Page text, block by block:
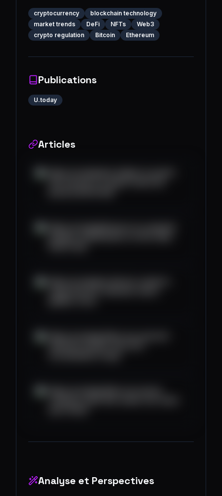
cryptocurrency
blockchain technology
market trends
DeFi NFTs
Web3
crypto regulation
Bitcoin Ethereum
Publications
U.today
Articles
Analyse et Perspectives